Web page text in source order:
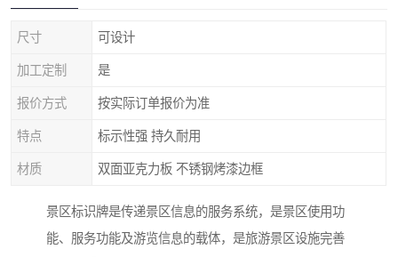
尺寸 可设计
加工定制 是
报价方式 按实际订单报价为准
特点 标示性强 持久耐用
材质 双面亚克力板 不锈钢烤漆边框
景区标识牌是传递景区信息的服务系统，是景区使用功
能、服务功能及游览信息的载体，是旅游景区设施完善